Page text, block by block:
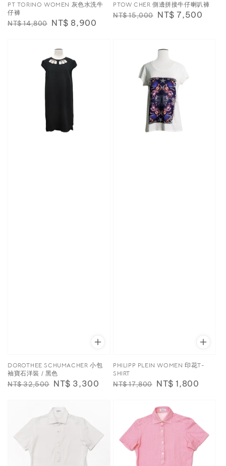
PT TORINO WOMEN 灰色水洗牛
仔褲
Regular
NT$ 14,800 Sale
NT$ 8,900
PTOW CHER 側邊拼接牛仔喇叭褲
Regular
NT$ 15,000 Sale
NT$ 7,500
DOROTHEE SCHUMACHER 小包
袖寶石洋裝 / 黑色
Regular
NT$ 32,500 Sale
NT$ 3,300
PHILIPP PLEIN WOMEN 印花T-
SHIRT
Regular
NT$ 17,800 Sale
NT$ 1,800